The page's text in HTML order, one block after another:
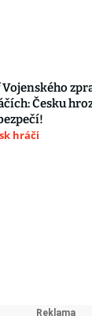
Vojenského
Česku
hráči